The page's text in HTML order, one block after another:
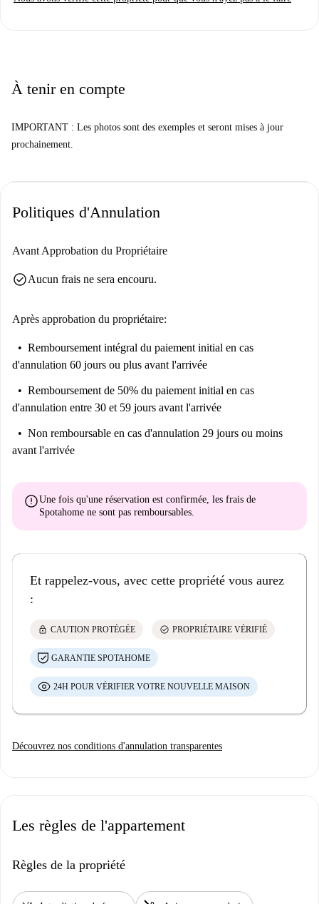
À tenir en compte
IMPORTANT : Les photos sont des exemples et seront mises à jour
prochainement.
Politiques d'Annulation
Avant Approbation du Propriétaire
check_circleAucun frais ne sera encouru.
Après approbation du propriétaire:
Remboursement intégral du paiement initial en cas
d'annulation 60 jours ou plus avant l'arrivée
Remboursement de 50% du paiement initial en cas
d'annulation entre 30 et 59 jours avant l'arrivée
Non remboursable en cas d'annulation 29 jours ou moins
avant l'arrivée
errorUne fois qu'une réservation est confirmée, les frais de
Spotahome ne sont pas remboursables
Et rappelez-vous, avec cette propriété vous aurez
:
lock CAUTION PROTÉGÉE check_circle PROPRIÉTAIRE VÉRIFIÉ
GARANTIE SPOTAHOME
24H POUR VÉRIFIER VOTRE NOUVELLE MAISON
Découvrez nos conditions d'annulation transparentes
Les règles de l'appartement
Règles de la propriété